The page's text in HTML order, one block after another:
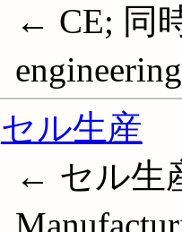
← CE; 同
engineering
セル生産
← セル生